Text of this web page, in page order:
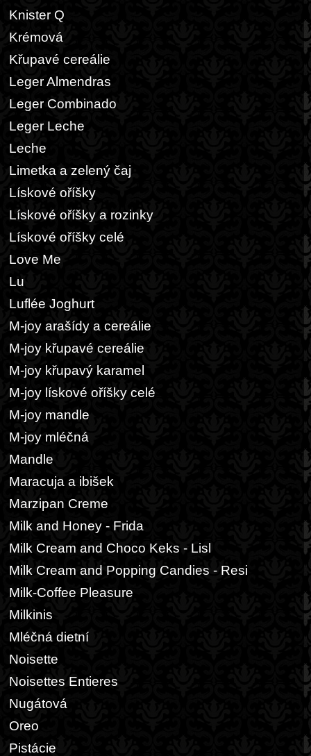
Knister Q
Krémová
Křupavé cereálie
Leger Almendras
Leger Combinado
Leger Leche
Leche
Limetka a zelený čaj
Lískové oříšky
Lískové oříšky a rozinky
Lískové oříšky celé
Love Me
Lu
Luflée Joghurt
M-joy arašídy a cereálie
M-joy křupavé cereálie
M-joy křupavý karamel
M-joy lískové oříšky celé
M-joy mandle
M-joy mléčná
Mandle
Maracuja a ibišek
Marzipan Creme
Milk and Honey - Frida
Milk Cream and Choco Keks - Lisl
Milk Cream and Popping Candies - Resi
Milk-Coffee Pleasure
Milkinis
Mléčná dietní
Noisette
Noisettes Entieres
Nugátová
Oreo
Pistácie